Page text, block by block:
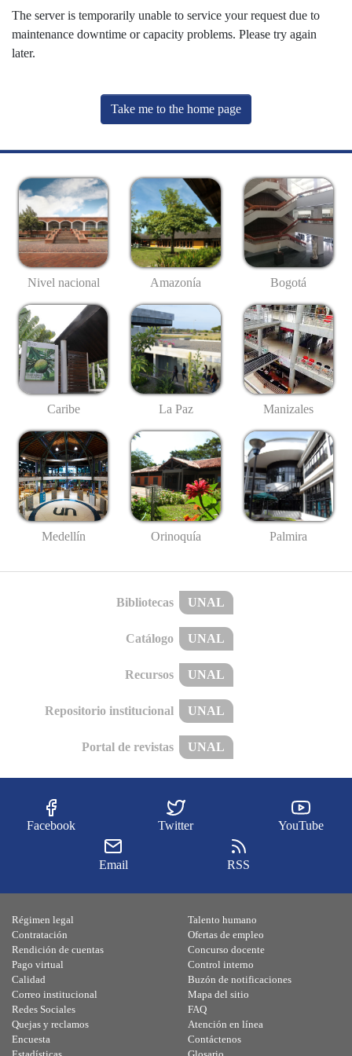
The server is temporarily unable to service your request due to
maintenance downtime or capacity problems. Please try again
later.
Take me to the home page
Nivel nacional Amazonía Bogotá
Caribe La Paz Manizales
Medellín Orinoquía Palmira
Bibliotecas UNAL
Catálogo UNAL
Recursos UNAL
Repositorio institucional UNAL
Portal de revistas UNAL
Facebook Twitter YouTube
Email RSS
Régimen legal
Contratación
Rendición de cuentas
Pago virtual
Calidad
Talento humano
Ofertas de empleo
Concurso docente
Control interno
Buzón de notificaciones
Correo institucional
Redes Sociales
Quejas y reclamos
Encuesta
Mapa del sitio
FAQ
Atención en línea
Contáctenos